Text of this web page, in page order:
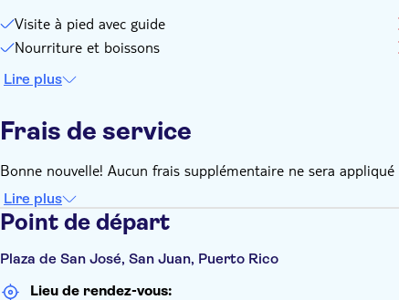
Visite à pied avec guide
Nourriture et boissons
Lire plus
Frais de service
Bonne nouvelle! Aucun frais supplémentaire ne sera
Lire plus
Point de départ
Plaza de San José, San Juan, Puerto Rico
Lieu de rendez-vous: